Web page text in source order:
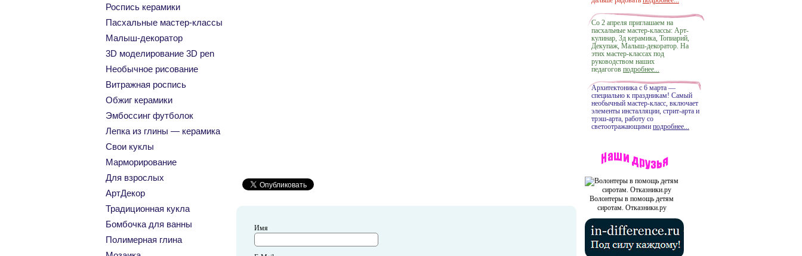
Роспись керамики
Пасхальные мастер-классы
Малыш-декоратор
3D моделирование 3D pen
Необычное рисование
Витражная роспись
Обжиг керамики
Эмбоссинг футболок
Лепка из глины — керамика
Свои куклы
Марморирование
Для взрослых
АртДекор
Традиционная кукла
Бомбочка для ванны
Полимерная глина
Имя
Со 2 апреля приглашаем на
пасхальные мастер-классы: Арт-
кулинар, 3д керамика, Топиарий,
Декупаж, Малыш-декоратор. На
этих мастер-классах под
руководством наших
педагогов подробнее...
Архитектоника с 6 марта —
специально к праздникам! Самый
необычный мастер-класс, включает
элементы инсталляции, стрит-арта и
трэш-арта, работу со
светоотражающими подробнее...
Волонтеры в помощь детям
сиротам. Отказники.ру